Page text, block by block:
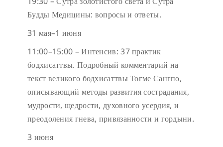
Будды Медицины: вопросы и ответы.
31 мая–1 июня
11:00–15:00 – Интенсив: 37 практик
бодхисаттвы. Подробный комментарий на
текст великого бодхисаттвы Тогме Сангпо,
описывающий методы развития сострадания,
мудрости, щедрости, духовного усердия, и
преодоления гнева, привязанности и гордыни.
3 июня